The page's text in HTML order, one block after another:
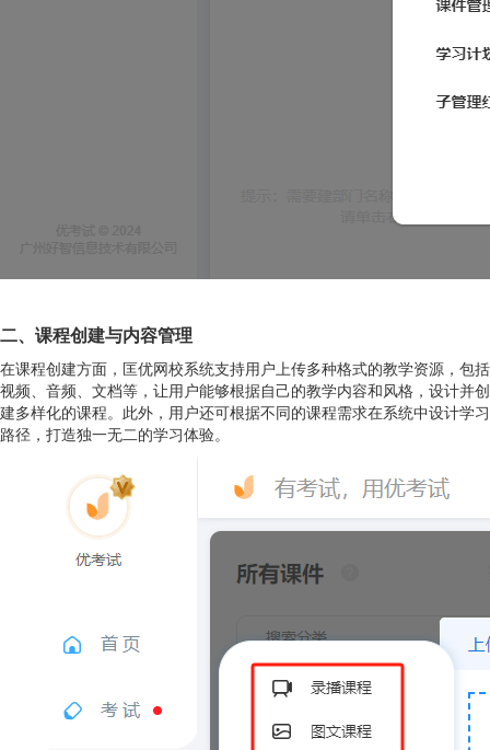
二、课程创建与内容管理
在课程创建方面，匡优网校系统支持用户上传多种格式的教学资源，包括
视频、音频、文档等，让用户能够根据自己的教学内容和风格，设计并创
建多样化的课程。此外，用户还可根据不同的课程需求在系统中设计学习
路径，打造独一无二的学习体验。